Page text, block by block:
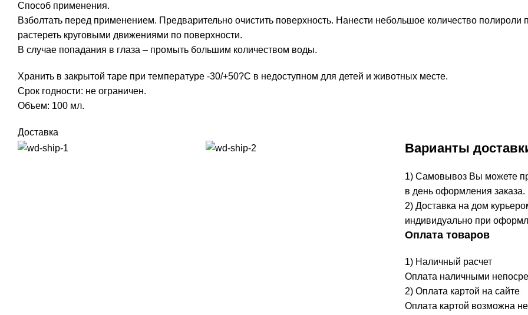
Способ применения.
Взболтать перед применением. Предварительно очистить поверхность. Нанести небольшое количество
растереть круговыми движениями по поверхности.
В случае попадания в глаза – промыть большим количеством воды.
Хранить в закрытой таре при температуре -30/+50?С в недоступном для детей и животных месте.
Срок годности: не ограничен.
Объем: 100 мл.
Доставка
Варианты
1) Самовывоз Вы можете
в день оформления заказа.
2) Доставка на дом
индивидуально при
Оплата товаров
1) Наличный расчет
Оплата наличными
2) Оплата картой на сайте
Оплата картой возможна